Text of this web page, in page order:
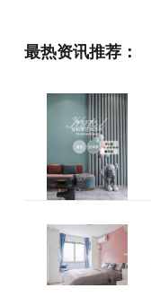
最热资讯推荐：